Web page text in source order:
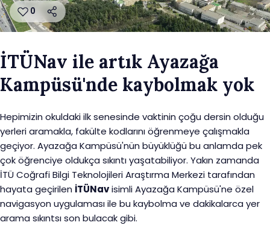
0
İTÜNav ile artık Ayazağa
Kampüsü'nde kaybolmak yok
Hepimizin okuldaki ilk senesinde vaktinin çoğu dersin olduğu
yerleri aramakla, fakülte kodlarını öğrenmeye çalışmakla
geçiyor. Ayazağa Kampüsü'nün büyüklüğü bu anlamda pek
çok öğrenciye oldukça sıkıntı yaşatabiliyor. Yakın zamanda
İTÜ Coğrafi Bilgi Teknolojileri Araştırma Merkezi tarafından
hayata geçirilen İTÜNavisimli Ayazağa Kampüsü'ne özel
navigasyon uygulaması ile bu kaybolma ve dakikalarca yer
arama sıkıntsı son bulacak gibi.